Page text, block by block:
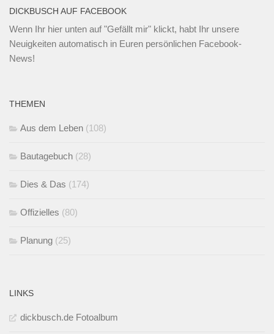
DICKBUSCH AUF FACEBOOK
Wenn Ihr hier unten auf "Gefällt mir" klickt, habt Ihr unsere
Neuigkeiten automatisch in Euren persönlichen Facebook-
News!
THEMEN
Aus dem Leben (108)
Bautagebuch (28)
Dies & Das (174)
Offizielles (80)
Planung (25)
LINKS
dickbusch.de Fotoalbum